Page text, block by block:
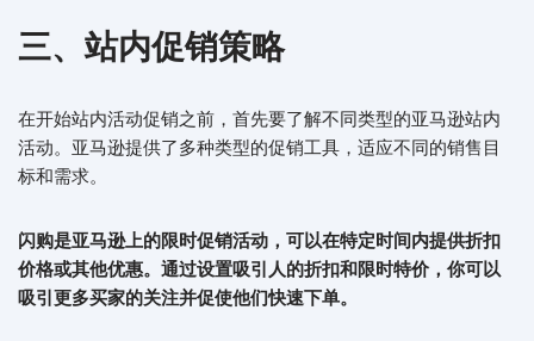
三、站内促销策略
在开始站内活动促销之前，首先要了解不同类型的亚马逊站内
活动。亚马逊提供了多种类型的促销工具，适应不同的销售目
标和需求。
闪购是亚马逊上的限时促销活动，可以在特定时间内提供折扣
价格或其他优惠。通过设置吸引人的折扣和限时特价，你可以
吸引更多买家的关注并促使他们快速下单。